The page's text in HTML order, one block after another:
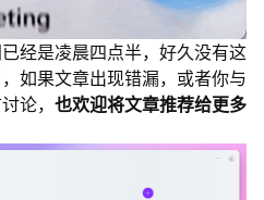
经是凌晨四点半，好久没有这
如果文章出现错漏，或者你与
论， 也欢迎将文章推荐给更多